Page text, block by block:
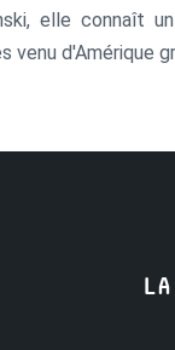
elle connaît
venu d'Amérique